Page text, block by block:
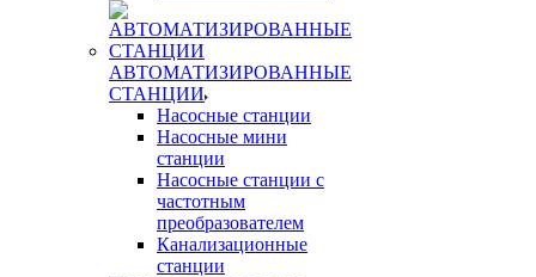
АВТОМАТИЗИРОВАННЫЕ
СТАНЦИИ
Насосные станции
Насосные мини
станции
Насосные станции с
частотным
преобразователем
Канализационные
станции